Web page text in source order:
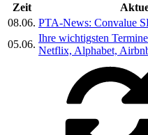
Zeit
08.06. PTA-News: Convalue
05.06.
Ihre wichtigsten
Netflix, Alphabet,